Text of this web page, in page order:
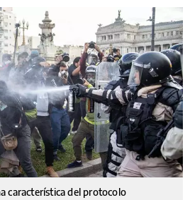
característica del protocolo